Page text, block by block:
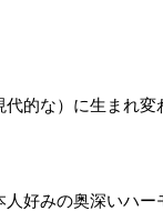
的な）に生まれ変
人好みの奥深いハー